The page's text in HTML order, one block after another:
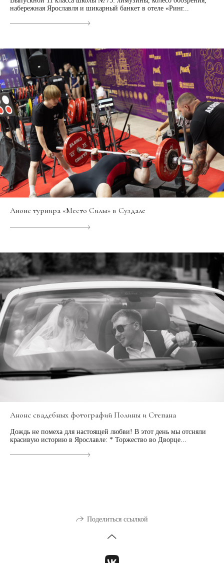
набережная Ярославля и шикарный банкет в отеле «Ринг...
Анонс турнира «Место Силы» в Суздале
Анонс свадебных фотографий Полины и Степана
Дождь не помеха для настоящей любви! В этот день мы отсняли
красивую историю в Ярославле: * Торжество во Дворце...
Поделиться ссылкой